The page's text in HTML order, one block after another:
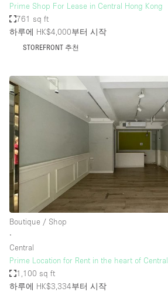
Prime Shop For Lease in Central Hong Kong
761 sq ft
하루에 HK$4,000부터 시작
STOREFRONT 추천
Boutique / Shop
∙
Central
Prime Location for Rent in the heart of Central
1,100 sq ft
하루에 HK$3,334부터 시작